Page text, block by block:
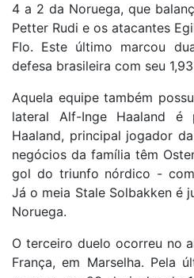
4 a 2 da Noruega, que
Petter Rudi e os atacantes
Flo. Este último marcou
defesa brasileira com seu
Aquela equipe também
lateral Alf-Inge Haaland é
Haaland, principal jogador
negócios da família têm
gol do triunfo nórdico -
Já o meia Stale Solbakken é
Noruega.
O terceiro duelo ocorreu no
França, em Marselha. Pela